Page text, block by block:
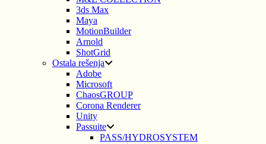
3ds Max
Maya
MotionBuilder
Arnold
ShotGrid
Ostala rešenja
Adobe
Microsoft
ChaosGROUP
Corona Renderer
Unity
Passuite
PASS/HYDROSYSTEM